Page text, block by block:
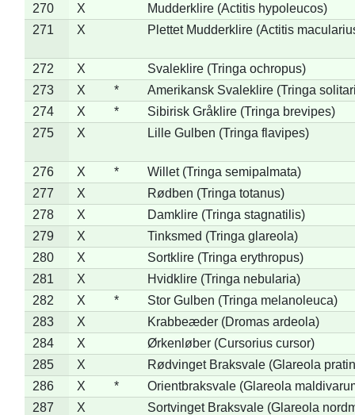
270
X
Mudderklire (Actitis hypoleucos)
271
X Plettet Mudderklire (Actitis
272 X
Svaleklire (Tringa ochropus)
273
X *
Amerikansk Svaleklire (Tringa
274
X *
Sibirisk Gråklire (Tringa brevipes)
275
X Lille Gulben (Tringa flavipes)
276 X *
Willet (Tringa semipalmata)
277
X
Rødben (Tringa totanus)
278
X
Damklire (Tringa stagnatilis)
279
X
Tinksmed (Tringa glareola)
280
X
Sortklire (Tringa erythropus)
281
X
Hvidklire (Tringa nebularia)
282
X *
Stor Gulben (Tringa melanoleuca)
283
X
Krabbeæder (Dromas ardeola)
284
X
Ørkenløber (Cursorius cursor)
285
X
Rødvinget Braksvale (Glareola
286
X *
Orientbraksvale (Glareola
287
X
Sortvinget Braksvale (Glareola